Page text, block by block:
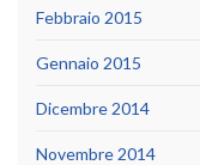
Febbraio 2015
Gennaio 2015
Dicembre 2014
Novembre 2014